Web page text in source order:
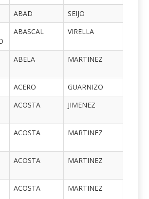
ABAD
SEIJO
ABASCAL VIRELLA
ABELA MARTINEZ
ACERO
GUARNIZO
ACOSTA JIMENEZ
ACOSTA MARTINEZ
ACOSTA MARTINEZ
ACOSTA MARTINEZ